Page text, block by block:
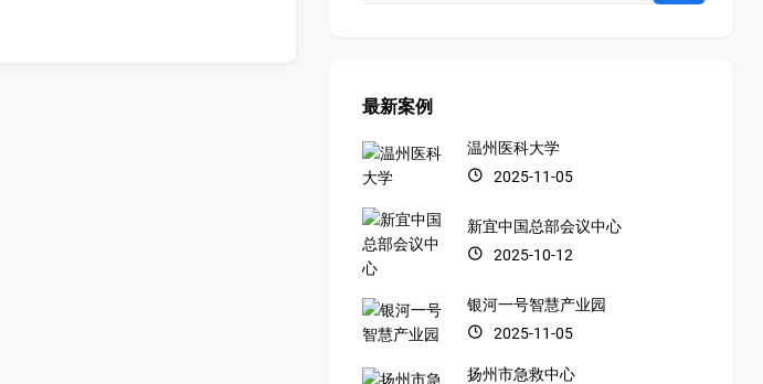
最新案例
温州医科大学
2025-11-05
新宜中国总部会议中心
2025-10-12
银河一号智慧产业园
2025-11-05
扬州市急救中心